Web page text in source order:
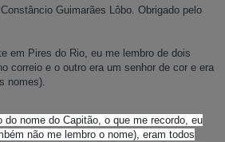
Guimarães Lôbo. Obrigado pelo
em Pires do Rio, eu me lembro de dois
correio e o outro era um senhor de cor e era
nomes).
do nome do Capitão, o que me recordo, eu
não me lembro o nome), eram todos